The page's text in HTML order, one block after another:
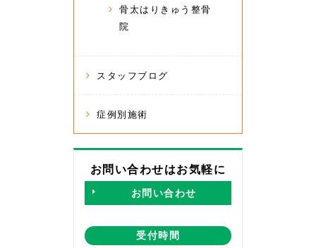
骨太はりきゅう整骨
院
スタッフブログ
症例別施術
お問い合わせはお気軽に
お問い合わせ
受付時間